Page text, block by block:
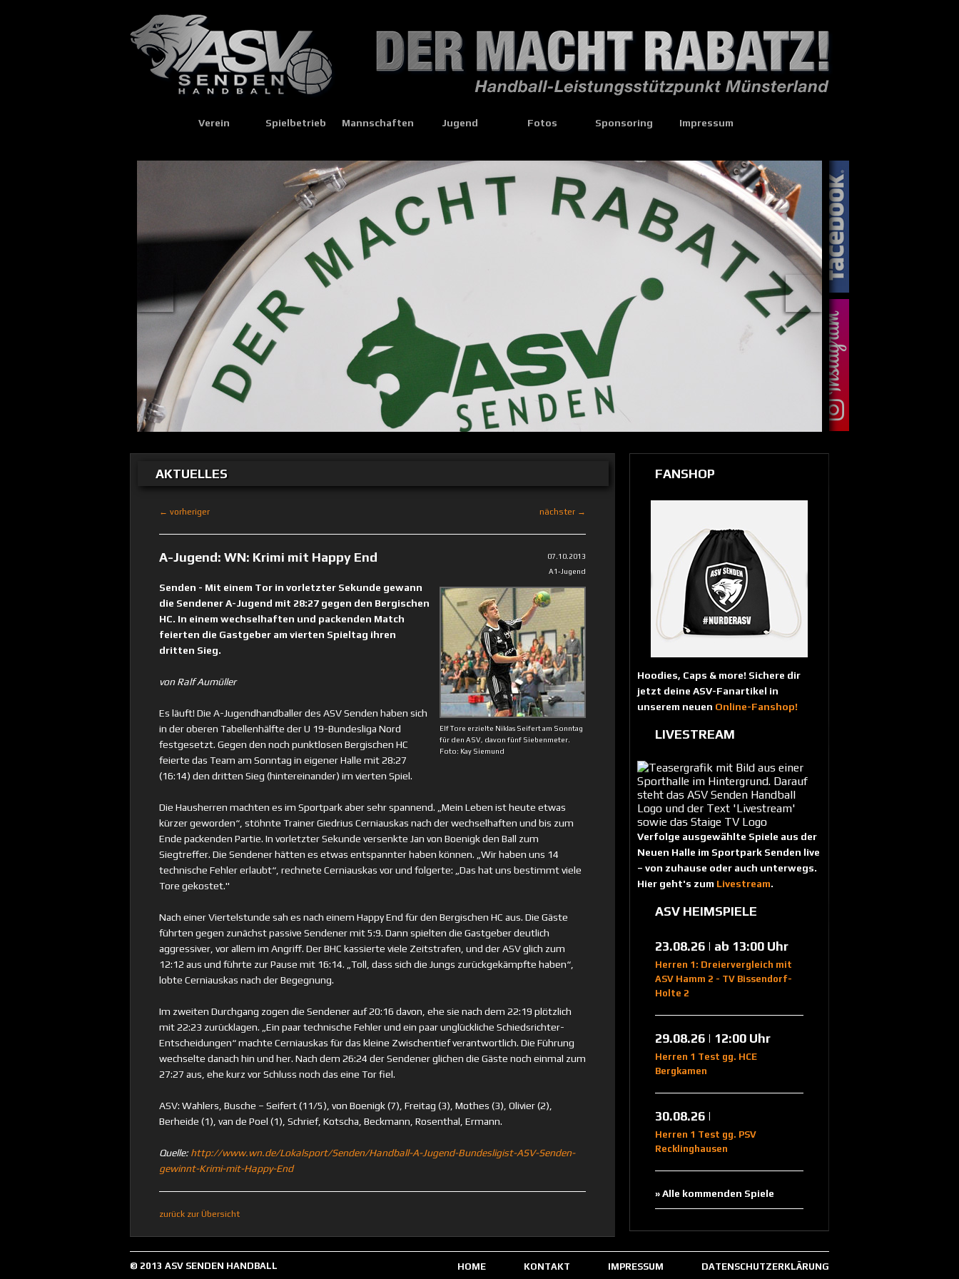
Verein Spielbetrieb Mannschaften Jugend Fotos Sponsoring Impressum
AKTUELLES
nächster →
← vorheriger
07.10.2013
A1-Jugend
A-Jugend: WN: Krimi mit Happy End
Elf Tore erzielte Niklas Seifert am Sonntag
für den ASV, davon fünf Siebenmeter.
Foto: Kay Siemund
Senden - Mit einem Tor in vorletzter Sekunde gewann
die Sendener A-Jugend mit 28:27 gegen den Bergischen
HC. In einem wechselhaften und packenden Match
feierten die Gastgeber am vierten Spieltag ihren
dritten Sieg.
von Ralf Aumüller
Es läuft! Die A-Jugendhandballer des ASV Senden haben sich
in der oberen Tabellenhälfte der U 19-Bundesliga Nord
festgesetzt. Gegen den noch punktlosen Bergischen HC
feierte das Team am Sonntag in eigener Halle mit 28:27
(16:14) den dritten Sieg (hintereinander) im vierten Spiel.
Die Hausherren machten es im Sportpark aber sehr spannend. „Mein Leben ist heute etwas
kürzer geworden“, stöhnte Trainer Giedrius Cerniauskas nach der wechselhaften und bis zum
Ende packenden Partie. In vorletzter Sekunde versenkte Jan von Boenigk den Ball zum
Siegtreffer. Die Sendener hätten es etwas entspannter haben können. „Wir haben uns 14
technische Fehler erlaubt“, rechnete Cerniauskas vor und folgerte: „Das hat uns bestimmt viele
Tore gekostet."
Nach einer Viertelstunde sah es nach einem Happy End für den Bergischen HC aus. Die Gäste
führten gegen zunächst passive Sendener mit 5:9. Dann spielten die Gastgeber deutlich
aggressiver, vor allem im Angriff. Der BHC kassierte viele Zeitstrafen, und der ASV glich zum
12:12 aus und führte zur Pause mit 16:14. „Toll, dass sich die Jungs zurückgekämpfte haben“,
lobte Cerniauskas nach der Begegnung.
Im zweiten Durchgang zogen die Sendener auf 20:16 davon, ehe sie nach dem 22:19 plötzlich
mit 22:23 zurücklagen. „Ein paar technische Fehler und ein paar unglückliche Schiedsrichter-
Entscheidungen“ machte Cerniauskas für das kleine Zwischentief verantwortlich. Die Führung
wechselte danach hin und her. Nach dem 26:24 der Sendener glichen die Gäste noch einmal zum
27:27 aus, ehe kurz vor Schluss noch das eine Tor fiel.
ASV: Wahlers, Busche – Seifert (11/5), von Boenigk (7), Freitag (3), Mothes (3), Olivier (2),
Berheide (1), van de Poel (1), Schrief, Kotscha, Beckmann, Rosenthal, Ermann.
Quelle:http://www.wn.de/Lokalsport/Senden/Handball-A-Jugend-Bundesligist-ASV-Senden-
gewinnt-Krimi-mit-Happy-End
zurück zur Übersicht
FANSHOP
Hoodies, Caps & more! Sichere dir
jetzt deine ASV-Fanartikel in
unserem neuen Online-Fanshop!
LIVESTREAM
Verfolge ausgewählte Spiele aus der
Neuen Halle im Sportpark Senden live
– von zuhause oder auch unterwegs.
Hier geht's zum Livestream.
ASV HEIMSPIELE
23.08.26 | ab 13:00 Uhr
Herren 1: Dreiervergleich mit
ASV Hamm 2 - TV Bissendorf-
Holte 2
29.08.26 | 12:00 Uhr
Herren 1 Test gg. HCE
Bergkamen
30.08.26 |
Herren 1 Test gg. PSV
Recklinghausen
» Alle kommenden Spiele
© 2013 ASV SENDEN HANDBALL HOME KONTAKT IMPRESSUM DATENSCHUTZERKLÄRUNG